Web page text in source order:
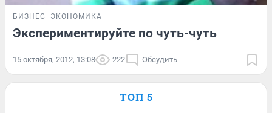
БИЗНЕС ЭКОНОМИКА
Экспериментируйте по чуть-чуть
15 октября, 2012, 13:08 222 Обсудить
ТОП 5